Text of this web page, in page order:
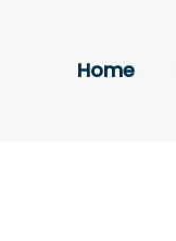
Home